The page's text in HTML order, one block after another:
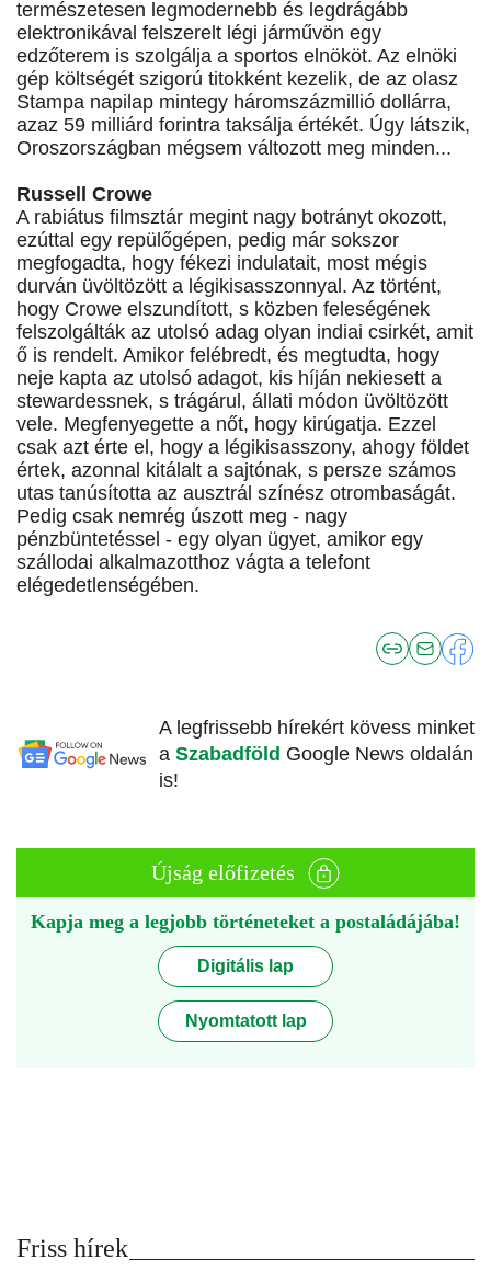
természetesen legmodernebb és legdrágább
elektronikával felszerelt légi járművön egy
edzőterem is szolgálja a sportos elnököt. Az elnöki
gép költségét szigorú titokként kezelik, de az olasz
Stampa napilap mintegy háromszázmillió dollárra,
azaz 59 milliárd forintra taksálja értékét. Úgy látszik,
Oroszországban mégsem változott meg minden...
Russell Crowe
A rabiátus filmsztár megint nagy botrányt okozott,
ezúttal egy repülőgépen, pedig már sokszor
megfogadta, hogy fékezi indulatait, most mégis
durván üvöltözött a légikisasszonnyal. Az történt,
hogy Crowe elszundított, s közben feleségének
felszolgálták az utolsó adag olyan indiai csirkét, amit
ő is rendelt. Amikor felébredt, és megtudta, hogy
neje kapta az utolsó adagot, kis híján nekiesett a
stewardessnek, s trágárul, állati módon üvöltözött
vele. Megfenyegette a nőt, hogy kirúgatja. Ezzel
csak azt érte el, hogy a légikisasszony, ahogy földet
értek, azonnal kitálalt a sajtónak, s persze számos
utas tanúsította az ausztrál színész otrombaságát.
Pedig csak nemrég úszott meg - nagy
pénzbüntetéssel - egy olyan ügyet, amikor egy
szállodai alkalmazotthoz vágta a telefont
elégedetlenségében.
A legfrissebb hírekért kövess minket
a Szabadföld Google News oldalán
is!
Újság előfizetés
Kapja meg a legjobb történeteket a postaládájába!
Digitális lap
Nyomtatott lap
Friss hírek